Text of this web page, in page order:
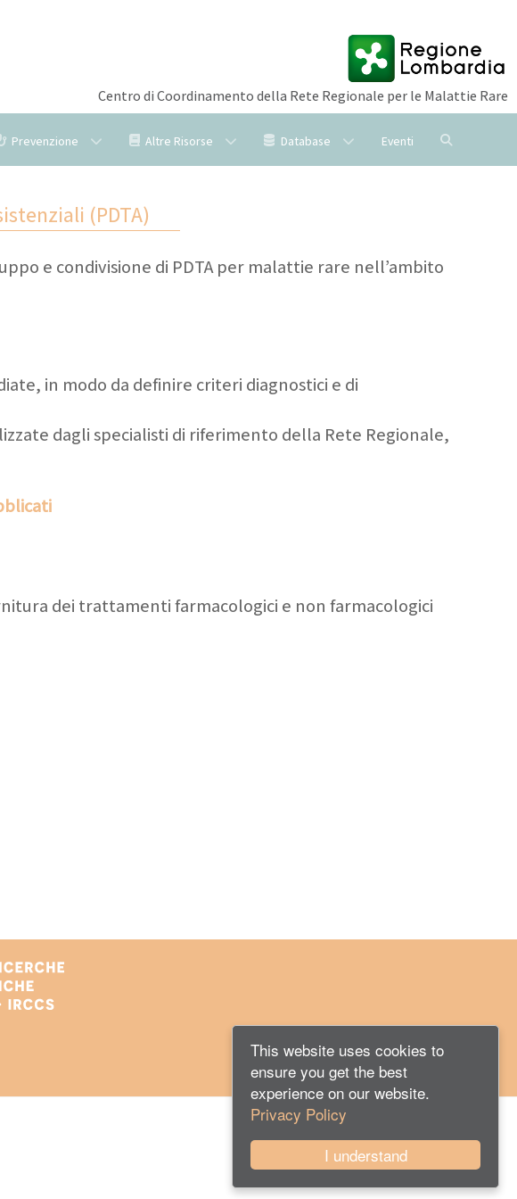
I understand
This website uses cookies to
ensure you get the best
experience on our website.
Privacy Policy
Centro di Coordinamento della Rete Regionale per le Malattie Rare
Prevenzione Altre Risorse Database Eventi
(PDTA)
e condivisione di PDTA per malattie rare nell’ambito
in modo da definire criteri diagnostici e di
dagli specialisti di riferimento della Rete Regionale,
dei trattamenti farmacologici e non farmacologici
Contatti -Link Utili